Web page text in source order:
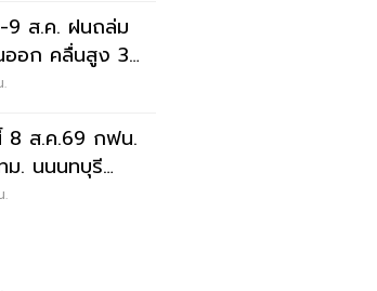
9 ส.ค. ฝนถล่ม
ออก คลื่นสูง 3
8 ส.ค.69 กฟน.
ม. นนนทบุรี
.